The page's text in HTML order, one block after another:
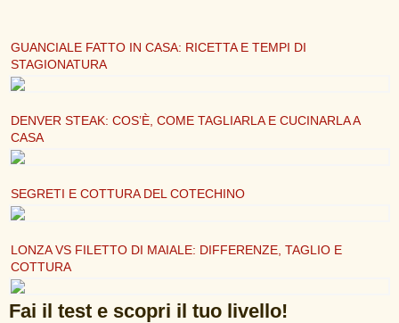
GUANCIALE FATTO IN CASA: RICETTA E TEMPI DI
STAGIONATURA
DENVER STEAK: COS’È, COME TAGLIARLA E CUCINARLA A
CASA
SEGRETI E COTTURA DEL COTECHINO
LONZA VS FILETTO DI MAIALE: DIFFERENZE, TAGLIO E
COTTURA
Fai il test e scopri il tuo livello!